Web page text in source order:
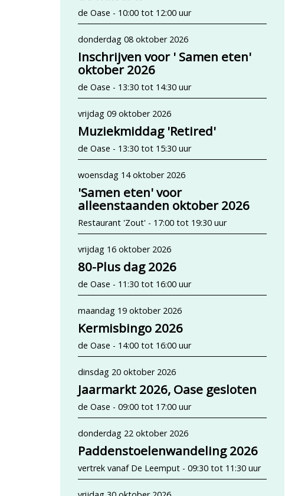
de Oase - 10:00 tot 12:00 uur
donderdag 08 oktober 2026
Inschrijven voor ' Samen eten'
oktober 2026
de Oase - 13:30 tot 14:30 uur
vrijdag 09 oktober 2026
Muziekmiddag 'Retired'
de Oase - 13:30 tot 15:30 uur
woensdag 14 oktober 2026
'Samen eten' voor
alleenstaanden oktober 2026
Restaurant 'Zout' - 17:00 tot 19:30 uur
vrijdag 16 oktober 2026
80-Plus dag 2026
de Oase - 11:30 tot 16:00 uur
maandag 19 oktober 2026
Kermisbingo 2026
de Oase - 14:00 tot 16:00 uur
dinsdag 20 oktober 2026
Jaarmarkt 2026, Oase gesloten
de Oase - 09:00 tot 17:00 uur
donderdag 22 oktober 2026
Paddenstoelenwandeling 2026
vertrek vanaf De Leemput - 09:30 tot 11:30 uur